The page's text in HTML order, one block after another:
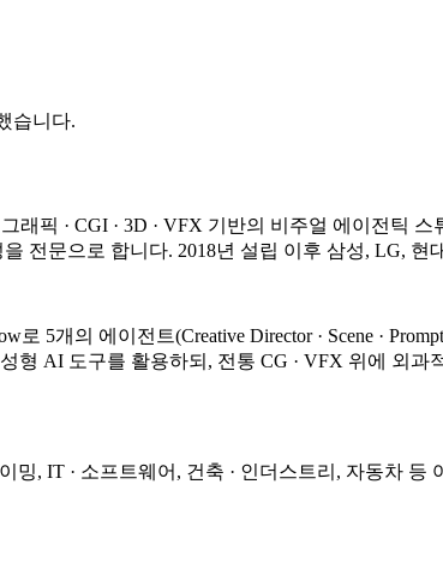
습니다.
래픽 · CGI · 3D · VFX 기반의 비주얼 에이전틱
전문으로 합니다. 2018년 설립 이후 삼성, LG,
5개의 에이전트(Creative Director · Scene ·
형 AI 도구를 활용하되, 전통 CG · VFX 위에 외
밍, IT · 소프트웨어, 건축 · 인더스트리, 자동차